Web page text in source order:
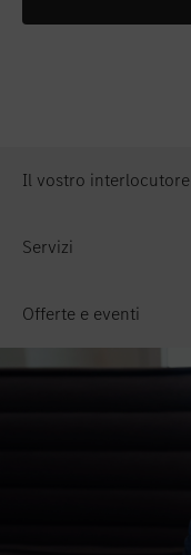
Il vostro interlocutore
Servizi
Offerte e eventi